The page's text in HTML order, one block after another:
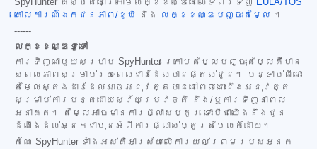
SpyHunter គឺស្ថិតនៅក្រោមលក្ខខណ្ឌនៅលើទំព័រទិញ EULA/TOS
គោលការណ៍ឯកជនភាព/ខូឃី
និង លក្ខខណ្ឌបញ្ចុះតម្លៃ ។
------
លក្ខខណ្ឌទូទៅ
ការទិញណាមួយសម្រាប់ SpyHunter ក្រោមតម្លៃបញ្ចុះតម្លៃគឺមាន
សុពលភាពសម្រាប់រយៈពេលជាវដែលបានផ្តល់ជូន។ បន្ទាប់ពីនោះ
តម្លៃស្តង់ដារដែលអាចអនុវត្តបាននៅពេលនោះនឹងអនុវត្ត
សម្រាប់ការបន្តដោយស្វ័យប្រវត្តិ និង/ឬការទិញនាពេល
អនាគត។ តម្លៃអាចមានការផ្លាស់ប្តូរ ទោះបីជាយើងនឹងជូន
ដំណឹងដល់អ្នកជាមុនអំពីការផ្លាស់ប្តូរតម្លៃក៏ដោយ។
កំណែ SpyHunter ទាំងអស់គឺអាស្រ័យលើការយល់ព្រមរបស់អ្នក